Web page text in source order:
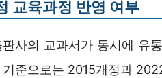
교육과정 반영 여부
사의 교과서가 동시에 유
준으로는 2015개정과